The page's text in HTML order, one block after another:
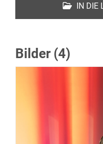
IN DIE
Bilder (4)